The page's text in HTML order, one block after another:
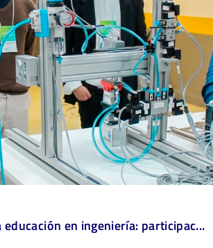
en ingeniería: participac...